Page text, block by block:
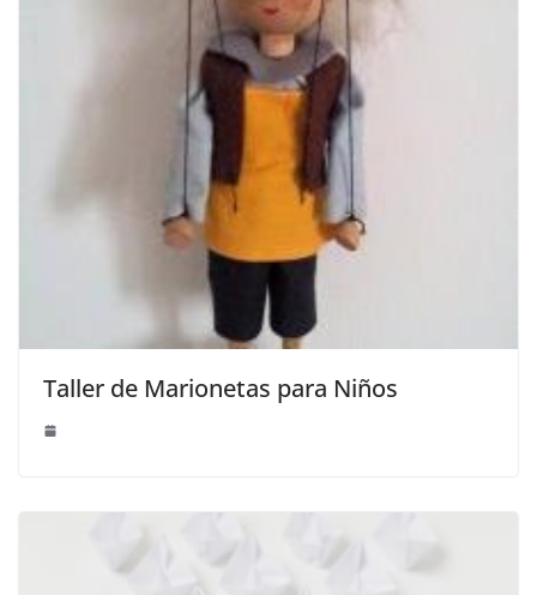
Taller de Marionetas para Niños